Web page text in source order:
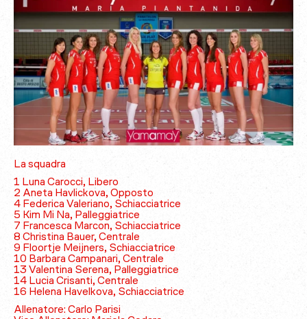
La squadra
1 Luna Carocci, Libero
2 Aneta Havlickova, Opposto
4 Federica Valeriano, Schiacciatrice
5 Kim Mi Na, Palleggiatrice
7 Francesca Marcon, Schiacciatrice
8 Christina Bauer, Centrale
9 Floortje Meijners, Schiacciatrice
10 Barbara Campanari, Centrale
13 Valentina Serena, Palleggiatrice
14 Lucia Crisanti, Centrale
16 Helena Havelkova, Schiacciatrice
Allenatore: Carlo Parisi